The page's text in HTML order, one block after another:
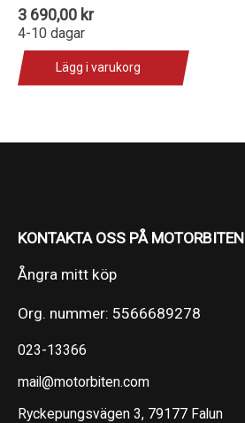
3 690,00 kr
4-10 dagar
Lägg i varukorg
KONTAKTA OSS PÅ MOTORBITEN
Ångra mitt köp
Org. nummer: 5566689278
023-13366
mail@motorbiten.com
Ryckepungsvägen 3, 79177 Falun